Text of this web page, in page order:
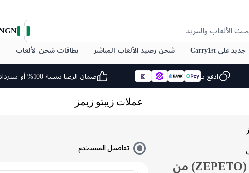
الألعاب والمزيد
جديد على Carry1st شحن رصيد الألعاب المباشر بطاقات شحن الألعاب
ادفع بـ ضمان الرضا بنسبة 100% أو استرداد أموالك
عملات زيبتو زيمز
شحن رصيد زيبتو (ZEPETO) من
تفاصيل المستخدم